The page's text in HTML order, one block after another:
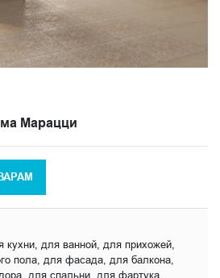
Марацци
для ванной, для прихожей,
пола, для фасада, для балкона,
для спальни, для фартука